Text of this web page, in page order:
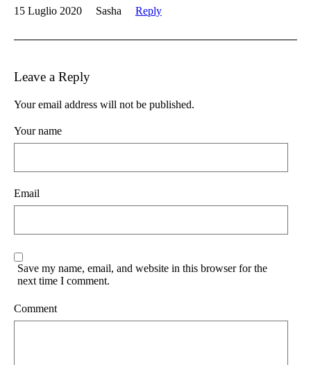
15 Luglio 2020
Sasha Reply
Leave a Reply
Your email address will not be published.
Your name
Email
Save my name, email, and website in this browser for the
next time I comment.
Comment